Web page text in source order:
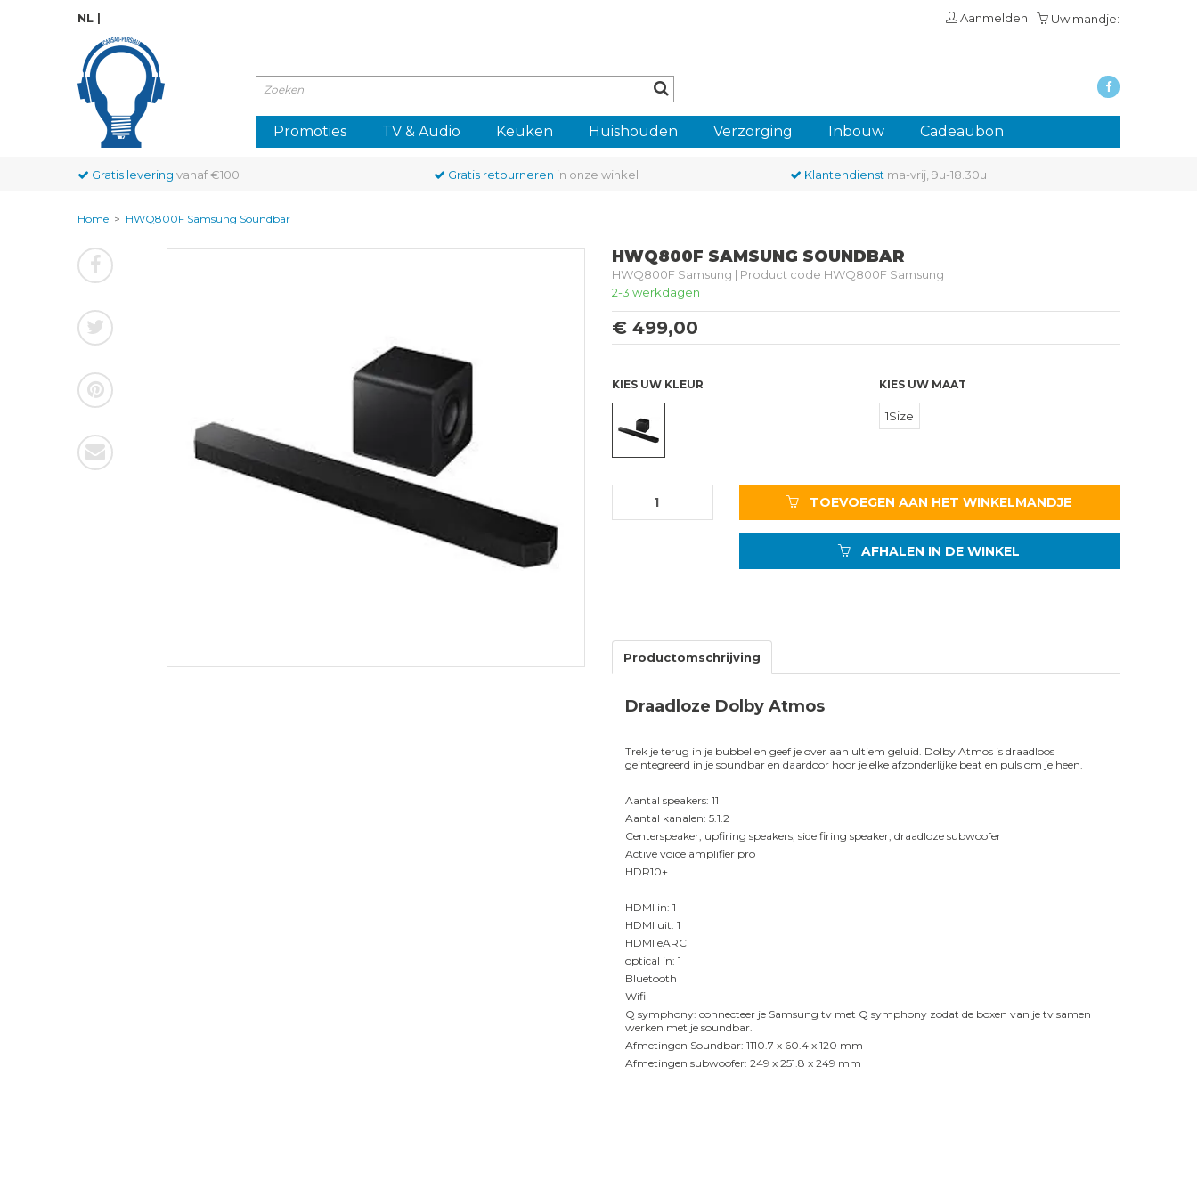
NL Uw mandje:
Aanmelden
Promoties TV & Audio Keuken Huishouden Verzorging Inbouw Cadeaubon
Gratis levering vanaf €100 Gratis retourneren in onze winkel Klantendienst ma-vrij, 9u-18.30u
Home > HWQ800F Samsung Soundbar
HWQ800F SAMSUNG SOUNDBAR
HWQ800F Samsung | Product code HWQ800F Samsung
2-3 werkdagen
€ 499,00
KIES UW KLEUR KIES UW MAAT
1Size
TOEVOEGEN AAN HET WINKELMANDJE
AFHALEN IN DE WINKEL
Productomschrijving
Draadloze Dolby Atmos
Trek je terug in je bubbel en geef je over aan ultiem geluid. Dolby Atmos is draadloos
geintegreerd in je soundbar en daardoor hoor je elke afzonderlijke beat en puls om je heen.
Aantal speakers: 11
Aantal kanalen: 5.1.2
Centerspeaker, upfiring speakers, side firing speaker, draadloze subwoofer
Active voice amplifier pro
HDR10+
HDMI in: 1
HDMI uit: 1
HDMI eARC
optical in: 1
Bluetooth
Wifi
Q symphony: connecteer je Samsung tv met Q symphony zodat de boxen van je tv samen
werken met je soundbar.
Afmetingen Soundbar: 1110.7 x 60.4 x 120 mm
Afmetingen subwoofer: 249 x 251.8 x 249 mm